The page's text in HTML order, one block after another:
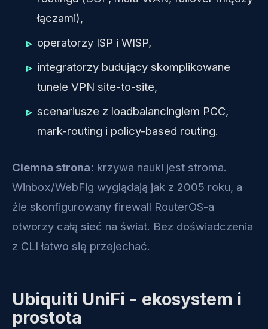
łączami),
operatorzy ISP i WISP,
integratorzy budujący skomplikowane
tunele VPN site-to-site,
scenariusze z loadbalancingiem PCC,
mark-routing i policy-based routing.
Ciemna strona: krzywa nauki jest stroma.
Winbox/WebFig wyglądają jak z 2005 roku, a
źle skonfigurowany firewall RouterOS-a
otworzy całą sieć na świat. Bez doświadczenia
z CLI łatwo się przejechać.
Ubiquiti UniFi - ekosystem i
prostota